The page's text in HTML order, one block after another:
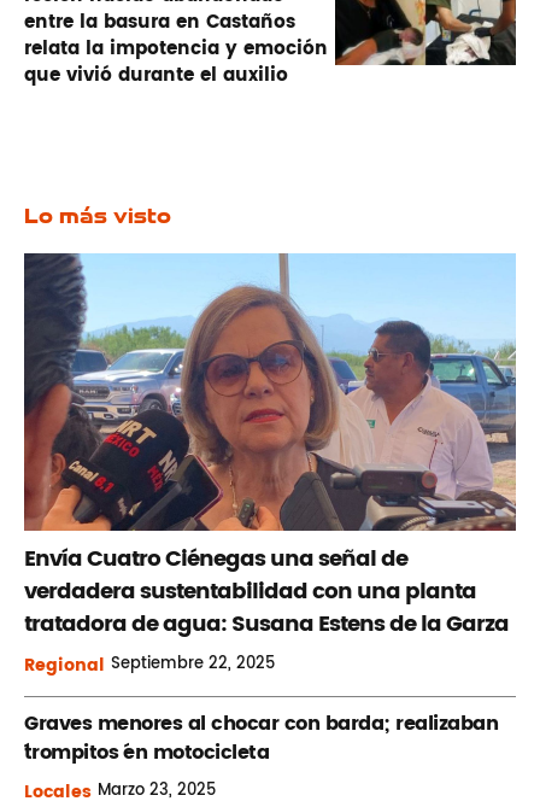
entre la basura en Castaños
relata la impotencia y emoción
que vivió durante el auxilio
Lo más visto
Envía Cuatro Ciénegas una señal de
verdadera sustentabilidad con una planta
tratadora de agua: Susana Estens de la Garza
Regional Septiembre22, 2025
Graves menores al chocar con barda; realizaban
´trompitos ´en motocicleta
Locales Marzo23, 2025